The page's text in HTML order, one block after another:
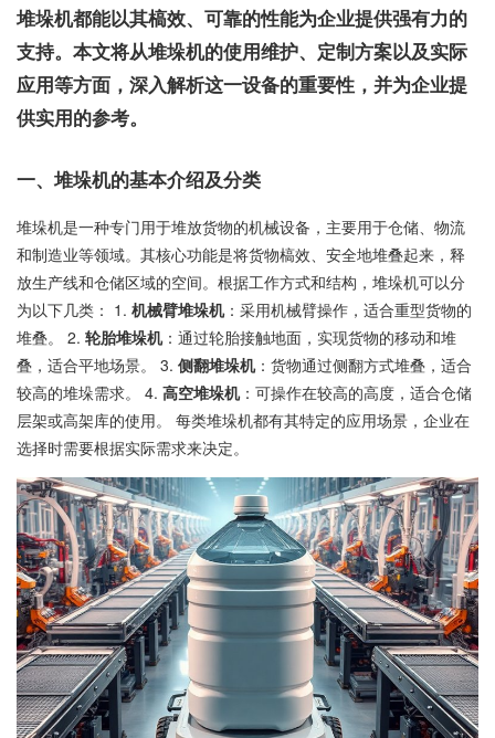
堆垛机都能以其槁效、可靠的性能为企业提供强有力的
支持。本文将从堆垛机的使用维护、定制方案以及实际
应用等方面，深入解析这一设备的重要性，并为企业提
供实用的参考。
一、堆垛机的基本介绍及分类
堆垛机是一种专门用于堆放货物的机械设备，主要用于仓储、物流
和制造业等领域。其核心功能是将货物槁效、安全地堆叠起来，释
放生产线和仓储区域的空间。根据工作方式和结构，堆垛机可以分
为以下几类： 1. 机械臂堆垛机：采用机械臂操作，适合重型货物的
堆叠。 2. 轮胎堆垛机：通过轮胎接触地面，实现货物的移动和堆
叠，适合平地场景。 3. 侧翻堆垛机：货物通过侧翻方式堆叠，适合
较高的堆垛需求。 4. 高空堆垛机：可操作在较高的高度，适合仓储
层架或高架库的使用。 每类堆垛机都有其特定的应用场景，企业在
选择时需要根据实际需求来决定。